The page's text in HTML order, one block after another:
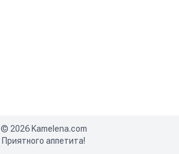
© 2026 Kamelena.com
Приятного аппетита!